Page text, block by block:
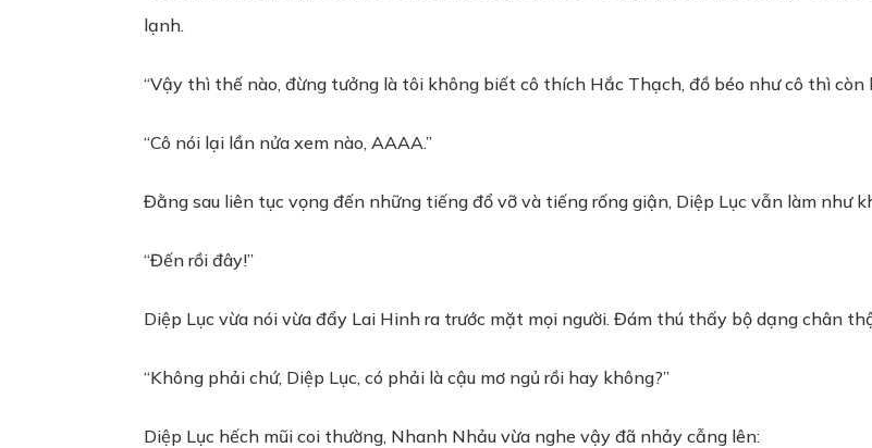
lạnh.
“Vậy thì thế nào, đừng tưởng là tôi không biết cô thích Hắc Thạch, đồ béo như cô thì còn
“Cô nói lại lần nửa xem nào, AAAA.”
Đằng sau liên tục vọng đến những tiếng đổ vỡ và tiếng rống giận, Diệp Lục vẫn làm như
“Đến rồi đây!”
Diệp Lục vừa nói vừa đẩy Lai Hinh ra trước mặt mọi người. Đám thú thấy bộ dạng chân
“Không phải chứ, Diệp Lục, có phải là cậu mơ ngủ rồi hay không?”
Diệp Lục hếch mũi coi thường, Nhanh Nhảu vừa nghe vậy đã nhảy cẫng lên: